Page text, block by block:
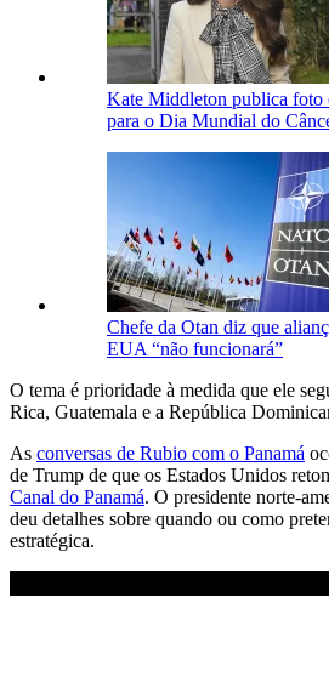
Kate Middleton publica foto
para o Dia Mundial do
Chefe da Otan diz que
EUA “não funcionará”
O tema é prioridade à medida que ele
Rica, Guatemala e a República
As conversas de Rubio com o Panamá
de Trump de que os Estados Unidos
Canal do Panamá. O presidente norte-
deu detalhes sobre quando ou como
estratégica.